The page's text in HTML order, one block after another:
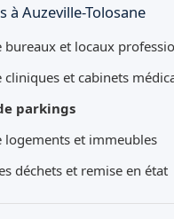
à Auzeville-Tolosane
bureaux et locaux
cliniques et cabinets
parkings
logements et immeubles
déchets et remise en état